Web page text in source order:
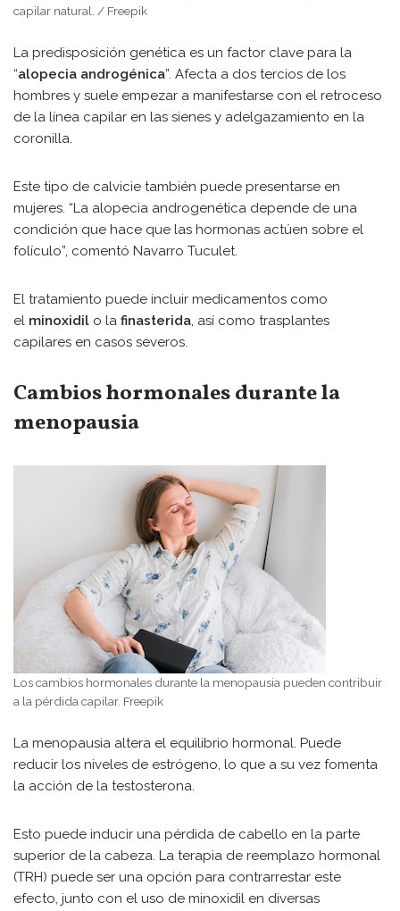
capilar natural. / Freepik
La predisposición genética es un factor clave para la
“alopecia androgénica”. Afecta a dos tercios de los
hombres y suele empezar a manifestarse con el retroceso
de la línea capilar en las sienes y adelgazamiento en la
coronilla.
Este tipo de calvicie también puede presentarse en
mujeres. “La alopecia androgenética depende de una
condición que hace que las hormonas actúen sobre el
folículo”, comentó Navarro Tuculet.
El tratamiento puede incluir medicamentos como
el minoxidil o la finasterida, así como trasplantes
capilares en casos severos.
Cambios hormonales durante la
menopausia
Los cambios hormonales durante la menopausia pueden contribuir
a la pérdida capilar. Freepik
La menopausia altera el equilibrio hormonal. Puede
reducir los niveles de estrógeno, lo que a su vez fomenta
la acción de la testosterona.
Esto puede inducir una pérdida de cabello en la parte
superior de la cabeza. La terapia de reemplazo hormonal
(TRH) puede ser una opción para contrarrestar este
efecto, junto con el uso de minoxidil en diversas